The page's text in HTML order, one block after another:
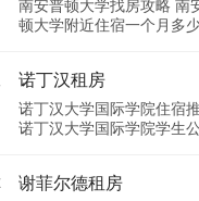
南安普顿大学找房攻略 南
顿大学附近住宿一个月多
诺丁汉租房
诺丁汉大学国际学院住宿
诺丁汉大学国际学院学生
谢菲尔德租房